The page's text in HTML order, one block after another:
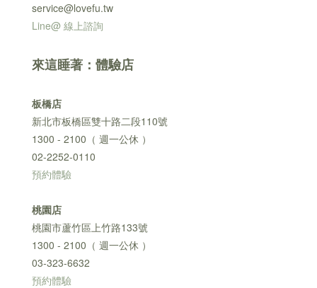
service@lovefu.tw
Line@ 線上諮詢
來這睡著：體驗店
板橋店
新北市板橋區雙十路二段110號
1300 - 2100（ 週一公休 ）
02-2252-0110
預約體驗
桃園店
桃園市蘆竹區上竹路133號
1300 - 2100（ 週一公休 ）
03-323-6632
預約體驗